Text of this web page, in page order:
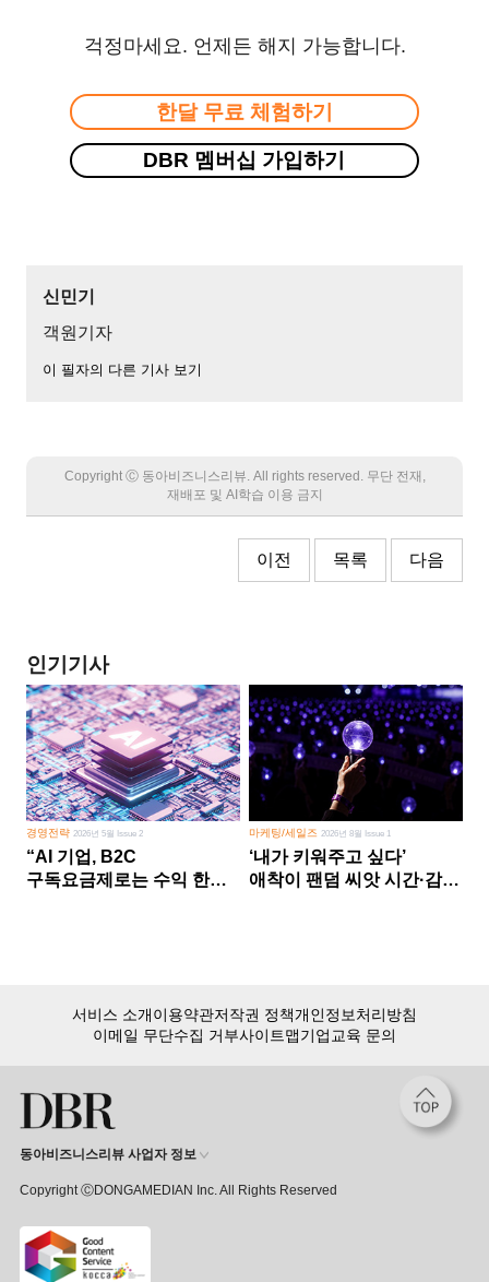
걱정마세요. 언제든 해지 가능합니다.
한달 무료 체험하기
DBR 멤버십 가입하기
신민기
객원기자
이 필자의 다른 기사 보기
Copyright Ⓒ 동아비즈니스리뷰. All rights reserved. 무단 전재,
재배포 및 AI학습 이용 금지
이전 목록 다음
인기기사
경영전략2026년 5월 Issue 2
“AI 기업, B2C
구독요금제로는 수익 한계
마케팅/세일즈 2026년 8월 Issue 1
‘내가 키워주고 싶다’
애착이 팬덤 씨앗 시간·감정
15,000여 건의 DBR 콘텐츠를
서비스 소개이용약관저작권 정책개인정보처리방침
이메일 무단수집 거부사이트맵기업교육 문의
동아비즈니스리뷰 사업자 정보
Copyright ⒸDONGAMEDIAN Inc. All Rights Reserved